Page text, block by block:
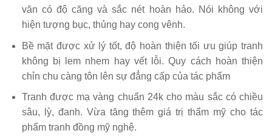
văn có độ căng và sắc nét hoàn hảo. Nói không với
hiện tượng bục, thủng hay cong vênh.
Bề mặt được xử lý tốt, độ hoàn thiện tối ưu giúp tranh
không bị lem nhem hay vết lỗi. Quy cách hoàn thiện
chỉn chu càng tôn lên sự đẳng cấp của tác phẩm
Tranh được mạ vàng chuẩn 24k cho màu sắc có chiều
sâu, lỳ, đanh. Vừa tăng thêm giá trị thẩm mỹ cho tác
phẩm tranh đồng mỹ nghệ.